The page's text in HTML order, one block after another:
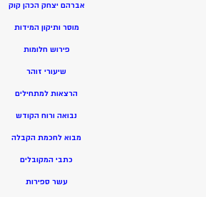
אברהם יצחק הכהן קוק
מוסר ותיקון המידות
פירוש חלומות
שיעורי זוהר
הרצאות למתחילים
נבואה ורוח הקודש
מבוא לחכמת הקבלה
כתבי המקובלים
עשר ספירות